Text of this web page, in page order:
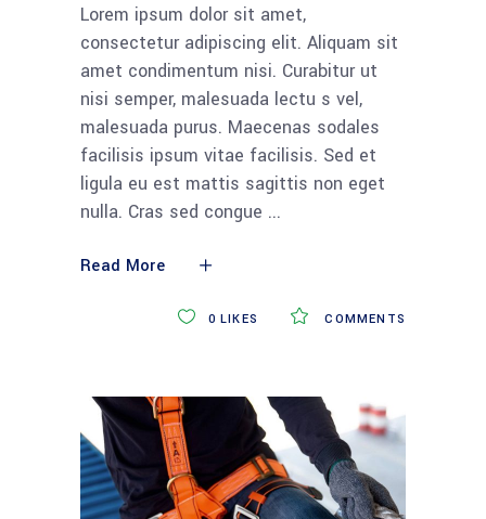
Lorem ipsum dolor sit amet,
consectetur adipiscing elit. Aliquam sit
amet condimentum nisi. Curabitur ut
nisi semper, malesuada lectu s vel,
malesuada purus. Maecenas sodales
facilisis ipsum vitae facilisis. Sed et
ligula eu est mattis sagittis non eget
nulla. Cras sed congue
Read More
COMMENTS
0 LIKES